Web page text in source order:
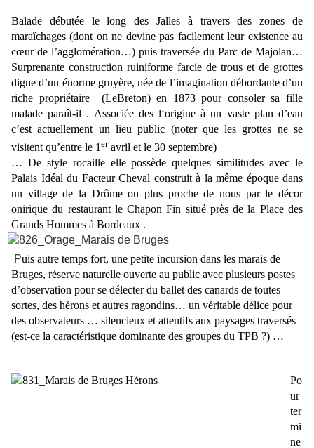
Balade débutée le long des Jalles à travers des zones de
maraîchages (dont on ne devine pas facilement leur existence au
cœur de l’agglomération…) puis traversée du Parc de Majolan…
Surprenante construction ruiniforme farcie de trous et de grottes
digne d’un énorme gruyère, née de l’imagination débordante d’un
riche propriétaire (LeBreton) en 1873 pour consoler sa fille
malade paraît-il . Associée des l‘origine à un vaste plan d’eau
c’est actuellement un lieu public (noter que les grottes ne se
visitent qu’entre le 1 eravril et le 30 septembre)
… De style rocaille elle possède quelques similitudes avec le
Palais Idéal du Facteur Cheval construit à la même époque dans
un village de la Drôme ou plus proche de nous par le décor
onirique du restaurant le Chapon Fin situé près de la Place des
Grands Hommes à Bordeaux .
Puis autre temps fort, une petite incursion dans les marais de
Bruges, réserve naturelle ouverte au public avec plusieurs postes
d’observation pour se délecter du ballet des canards de toutes
sortes, des hérons et autres ragondins… un véritable délice pour
des observateurs … silencieux et attentifs aux paysages traversés
(est-ce la caractéristique dominante des groupes du TPB ?) …
Po
ur
ter
mi
ne